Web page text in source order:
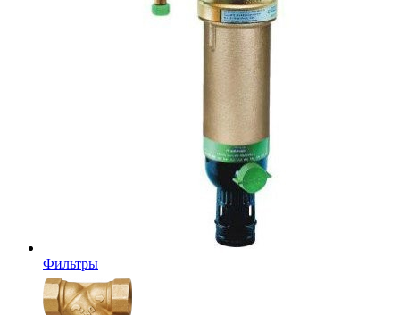
Фильтры